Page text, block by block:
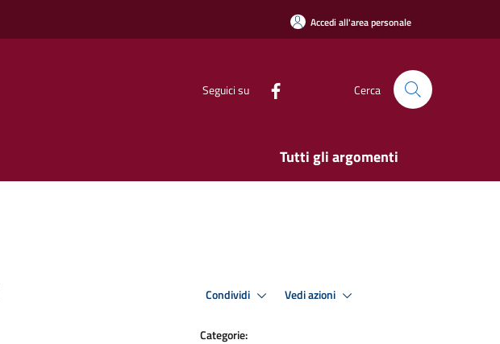
Accedi all'area personale
Seguici su Cerca
Tutti gli argomenti
Condividi Vedi azioni
Categorie: